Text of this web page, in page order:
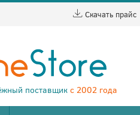
Скачать прайс
поставщик с 2002 года